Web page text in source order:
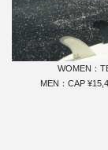
WOMEN：
MEN：CAP